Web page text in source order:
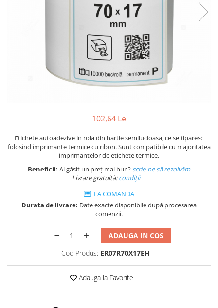
Pungi coloane de aer
Separatoare carton si coltare102,64 Lei
Etichete autoadezive in rola din hartie semilucioasa, ce se tiparesc
folosind imprimante termice cu ribon. Sunt compatibile cu majoritatea
imprimantelor de etichete termice.
Beneficii: Ai găsit un preț mai bun?scrie-ne să rezolvăm
Livrare gratuită:condiții
LA COMANDA
Durata de livrare: Date exacte disponibile după procesarea
comenzii.
ADAUGA IN COS
Cod Produs: ER07R70X17EH
Adauga la Favorite